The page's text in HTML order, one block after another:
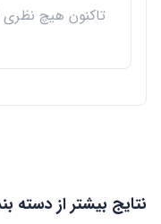
تاکنون هیچ
نتایج بیشتر از دسته